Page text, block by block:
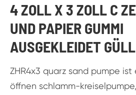
4 ZOLL X 3 ZOLL C
UND PAPIER GUMMI
AUSGEKLEIDET
ZHR4x3 quarz sand pumpe
öffnen schlamm-